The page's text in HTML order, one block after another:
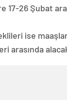
17-26 Şubat
ise
arasında